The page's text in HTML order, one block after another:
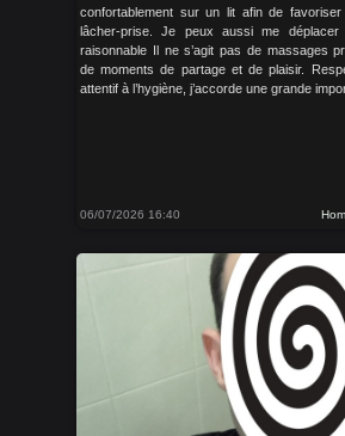
confortablement sur un lit afin de
lâcher-prise. Je peux aussi me
raisonnable Il ne s’agit pas de massages
de moments de partage et de plaisir.
attentif à l’hygiène, j’accorde une grande
06/07/2026 16:40